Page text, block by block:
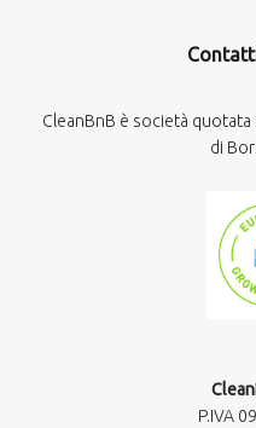
CleanBnB è società quotata
di
P.IVA